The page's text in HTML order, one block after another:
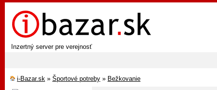
Inzertný server pre verejnosť
i-Bazar.sk » Športové potreby » Bežkovanie